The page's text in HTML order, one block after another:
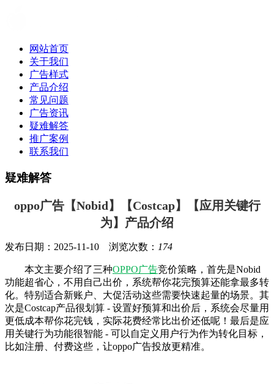
网站首页
关于我们
广告样式
产品介绍
常见问题
广告资讯
疑难解答
推广案例
联系我们
疑难解答
oppo广告【Nobid】【Costcap】【应用关键行
为】产品介绍
发布日期：2025-11-10 浏览次数： 174
本文主要介绍了三种OPPO广告竞价策略，首先是Nobid
功能超省心，不用自己出价，系统帮你花完预算还能拿最多转
化。特别适合新账户、大促活动这些需要快速起量的场景。其
次是Costcap产品很划算 - 设置好预算和出价后，系统会尽量用
更低成本帮你花完钱，实际花费经常比出价还低呢！最后是应
用关键行为功能很智能 - 可以自定义用户行为作为转化目标，
比如注册、付费这些，让oppo广告投放更精准。